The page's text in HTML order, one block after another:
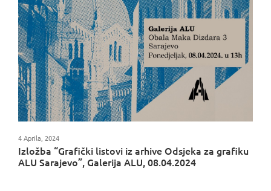
Izložba “Grafički listovi iz arhive Odsjeka za grafiku
ALU Sarajevo”, Galerija ALU, 08.04.2024
4 Aprila, 2024